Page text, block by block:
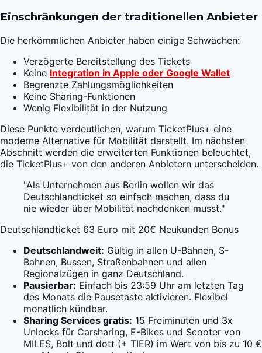
Einschränkungen der traditionellen Anbieter
Die herkömmlichen Anbieter haben einige Schwächen:
Verzögerte Bereitstellung des Tickets
Keine Integration in Apple oder Google Wallet
Begrenzte Zahlungsmöglichkeiten
Keine Sharing-Funktionen
Wenig Flexibilität in der Nutzung
Diese Punkte verdeutlichen, warum TicketPlus+ eine
moderne Alternative für Mobilität darstellt. Im nächsten
Abschnitt werden die erweiterten Funktionen beleuchtet,
die TicketPlus+ von den anderen Anbietern unterscheiden.
"Als Unternehmen aus Berlin wollen wir das
Deutschlandticket so einfach machen, dass du
nie wieder über Mobilität nachdenken musst."
Deutschlandticket 63 Euro mit 20€ Neukunden Bonus
Deutschlandweit: Gültig in allen U-Bahnen, S-
Bahnen, Bussen, Straßenbahnen und allen
Regionalzügen in ganz Deutschland.
Pausierbar: Einfach bis 23:59 Uhr am letzten Tag
des Monats die Pausetaste aktivieren. Flexibel
monatlich kündbar.
Sharing Services gratis: 15 Freiminuten und 3x
Unlocks für Carsharing, E-Bikes und Scooter von
MILES, Bolt und dott (+ TIER) im Wert von bis zu 10 €